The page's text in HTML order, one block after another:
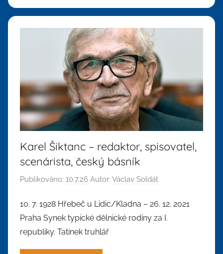
Karel Šiktanc – redaktor, spisovatel,
scenárista, český básník
Publikováno: 10.7.26 Autor: Václav Soldát
10. 7. 1928 Hřebeč u Lidic/Kladna – 26. 12. 2021
Praha Synek typické dělnické rodiny za I.
republiky. Tatínek truhlář